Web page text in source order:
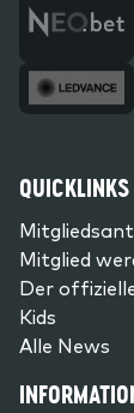
QUICKLINKS
Mitglied
Der
Kids
Alle News